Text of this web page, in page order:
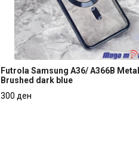
Futrola Samsung A36/ A366B Metal
Futrola Samsung A36/ A366B Metal
Brushed dark blue
300 ден